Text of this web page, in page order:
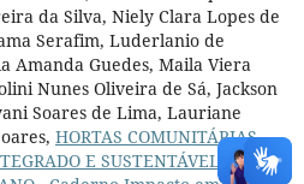
da Silva, Niely Clara Lopes de
Serafim, Luderlanio de
Amanda Guedes, Maila Viera
Nunes Oliveira de Sá, Jackson
Soares de Lima, Lauriane
HORTAS COMUNITÁRIAS
E SUSTENTÁVEL NO